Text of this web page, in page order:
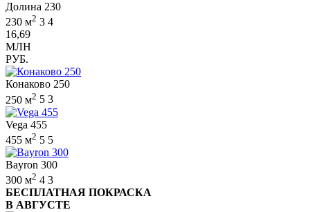
Долина 230
230 м2 3 4
16,69
МЛН
РУБ.
Конаково 250
250 м2 5 3
Vega 455
455 м2 5 5
Bayron 300
300 м2 4 3
БЕСПЛАТНАЯ ПОКРАСКА
В АВГУСТЕ